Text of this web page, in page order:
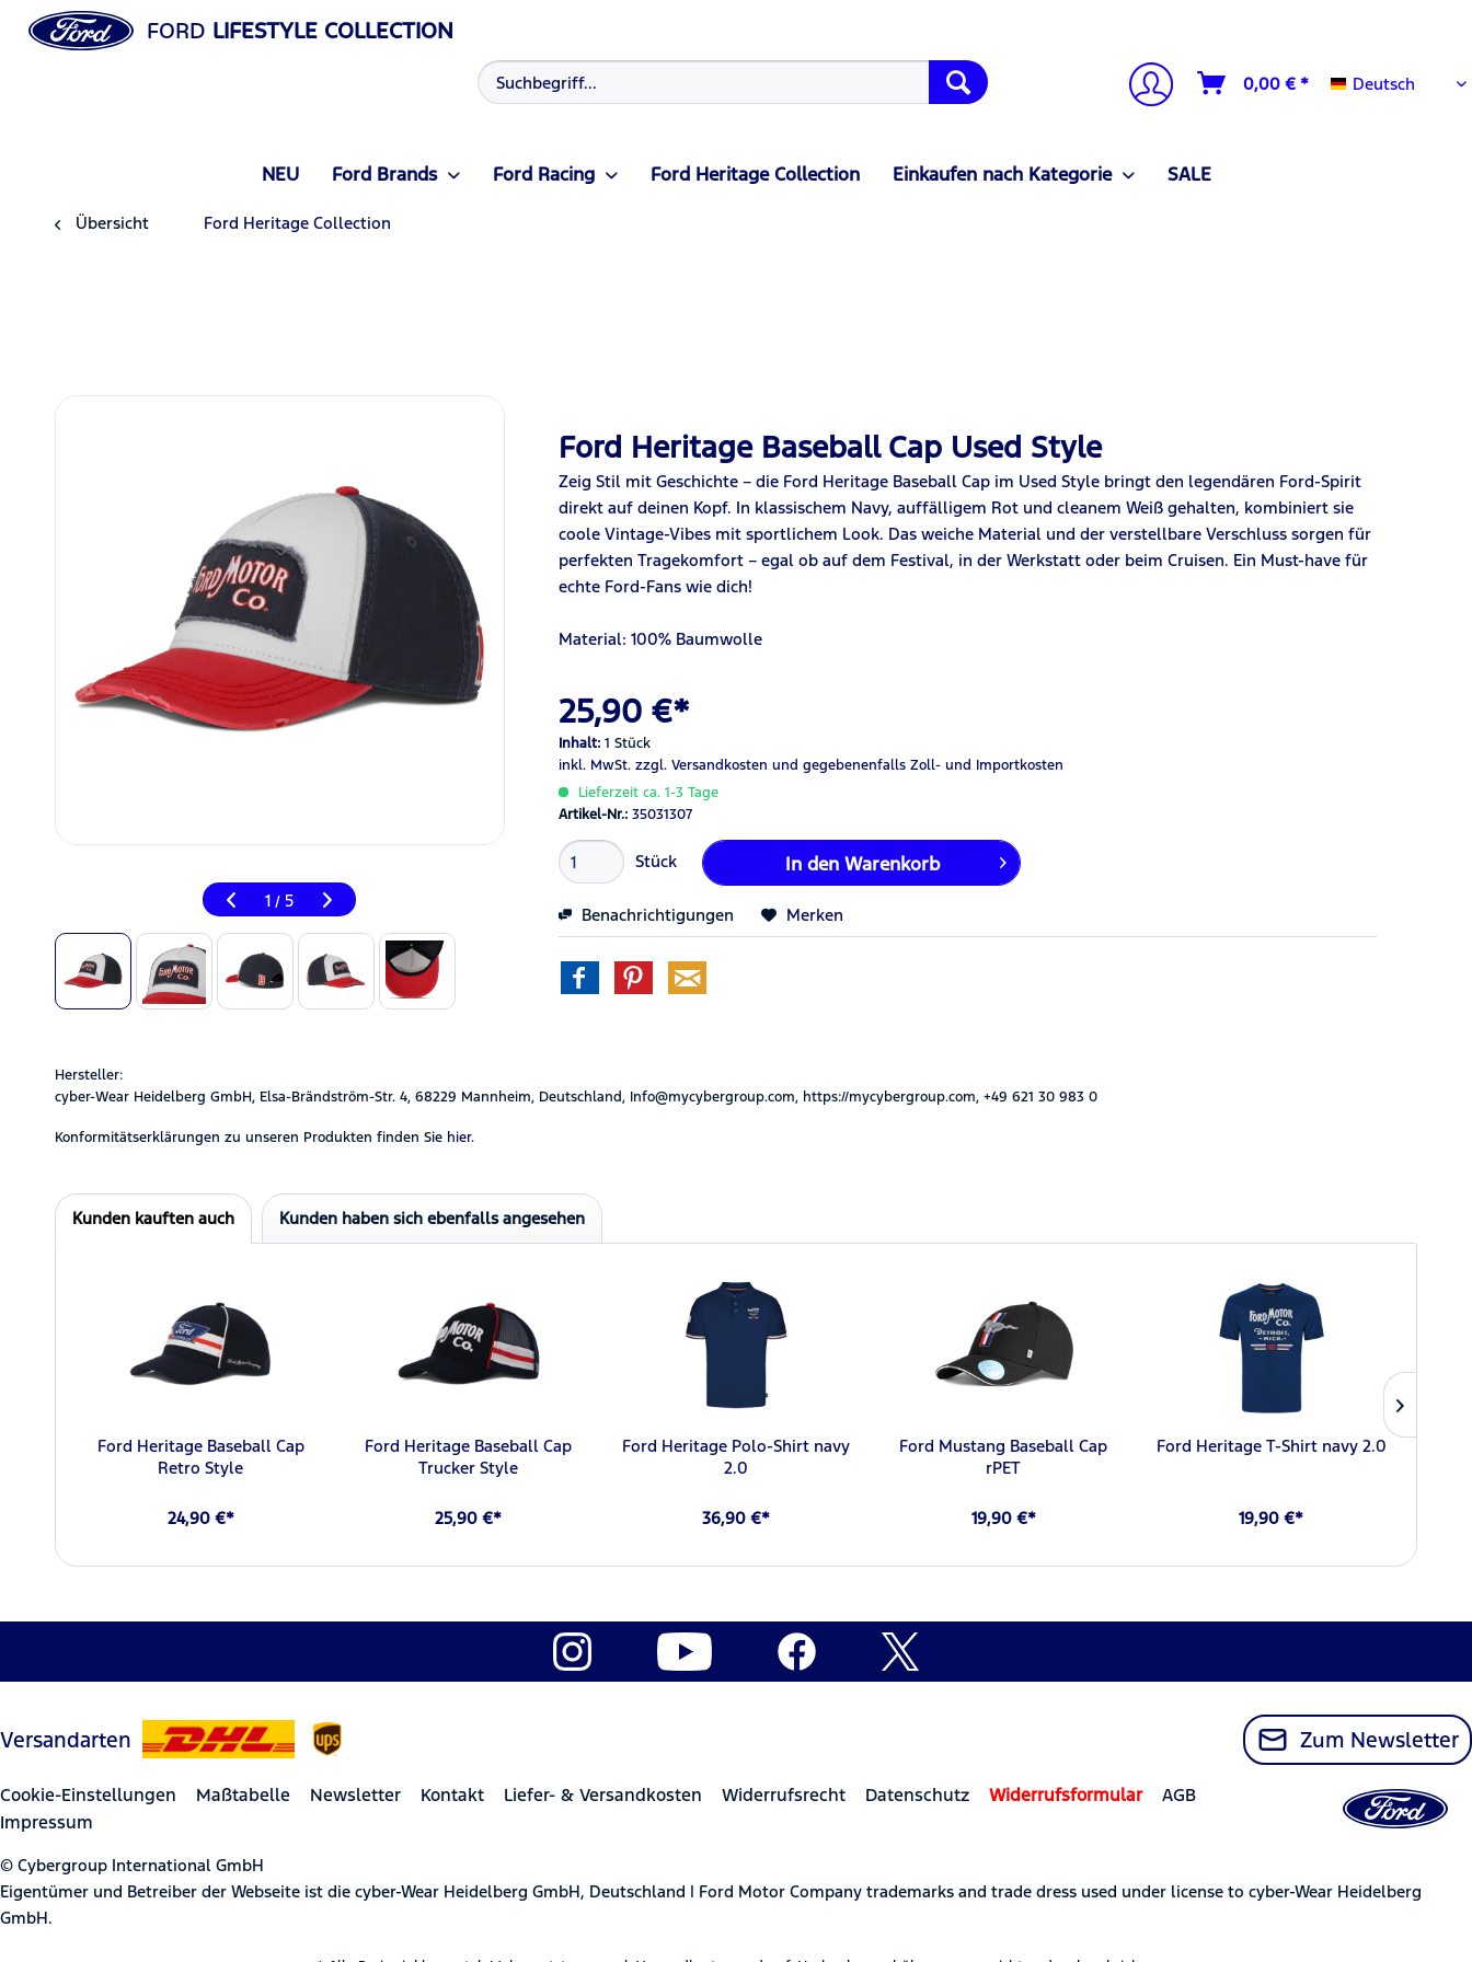
FORD LIFESTYLE COLLECTION
0,00 € * Deutsch
Deutsch
NEU Ford Brands Ford Racing Ford Heritage Collection Einkaufen nach Kategorie SALE
Übersicht Ford Heritage Collection
1 / 5
Ford Heritage Baseball Cap Used Style
Zeig Stil mit Geschichte – die Ford Heritage Baseball Cap im Used Style bringt den legendären Ford-Spirit
direkt auf deinen Kopf. In klassischem Navy, auffälligem Rot und cleanem Weiß gehalten, kombiniert sie
coole Vintage-Vibes mit sportlichem Look. Das weiche Material und der verstellbare Verschluss sorgen für
perfekten Tragekomfort – egal ob auf dem Festival, in der Werkstatt oder beim Cruisen. Ein Must-have für
echte Ford-Fans wie dich!
Material: 100% Baumwolle
25,90 €*
Inhalt:1 Stück
inkl. MwSt.zzgl. Versandkosten und gegebenenfalls Zoll- und Importkosten
Lieferzeit ca. 1-3 Tage
Artikel-Nr.:35031307
Stück In den Warenkorb
Benachrichtigungen Merken
Hersteller:
cyber-Wear Heidelberg GmbH, Elsa-Brändström-Str. 4, 68229 Mannheim, Deutschland, Info@mycybergroup.com, https://mycybergroup.com, +49 621 30 983 0
Konformitätserklärungen zu unseren Produkten finden Sie hier.
Kunden kauften auch Kunden haben sich ebenfalls angesehen
Ford Heritage Baseball Cap
Retro Style
24,90 €*
Ford Heritage Baseball Cap
Trucker Style
25,90 €*
Ford Heritage Polo-Shirt navy
2.0
36,90 €*
Ford Mustang Baseball Cap
rPET
19,90 €*
Ford Heritage T-Shirt navy 2.0
19,90 €*
Versandarten Zum Newsletter
Cookie-Einstellungen Maßtabelle Newsletter Kontakt Liefer- & Versandkosten Widerrufsrecht Datenschutz Widerrufsformular
AGB
Impressum
© Cybergroup International GmbH
Eigentümer und Betreiber der Webseite ist die cyber-Wear Heidelberg GmbH, Deutschland | Ford Motor Company trademarks and trade dress used under license to cyber-Wear Heidelberg
GmbH.